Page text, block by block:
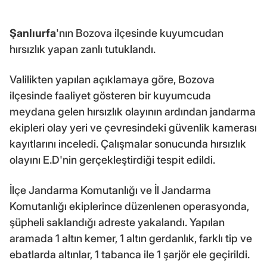
Şanlıurfa'nın Bozova ilçesinde kuyumcudan
hırsızlık yapan zanlı tutuklandı.
Valilikten yapılan açıklamaya göre, Bozova
ilçesinde faaliyet gösteren bir kuyumcuda
meydana gelen hırsızlık olayının ardından jandarma
ekipleri olay yeri ve çevresindeki güvenlik kamerası
kayıtlarını inceledi. Çalışmalar sonucunda hırsızlık
olayını E.D'nin gerçekleştirdiği tespit edildi.
İlçe Jandarma Komutanlığı ve İl Jandarma
Komutanlığı ekiplerince düzenlenen operasyonda,
şüpheli saklandığı adreste yakalandı. Yapılan
aramada 1 altın kemer, 1 altın gerdanlık, farklı tip ve
ebatlarda altınlar, 1 tabanca ile 1 şarjör ele geçirildi.